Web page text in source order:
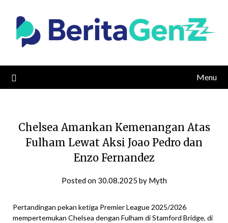
content
Menu
Chelsea Amankan Kemenangan Atas
Fulham Lewat Aksi Joao Pedro dan
Enzo Fernandez
Posted on 30.08.2025 by Myth
Pertandingan pekan ketiga Premier League 2025/2026
mempertemukan Chelsea dengan Fulham di Stamford Bridge, di